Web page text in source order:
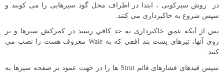
در روش سپركوبی ، ابتدا در اطراف محل گود سپرهایی را می كوبند و
سپس شروع به خاكبرداری می کنند.
پس از آنكه عمق خاكبرداری به حد كافي رسید در كمركش سپرها و بر
روی آنها، تیرهای پشت بند افقي که به Wale معروف هست را نصب می
كنند.
سپس قیدهای فشارهای قائم Strut ها را در جهت عمود بر صفحه سپرها به